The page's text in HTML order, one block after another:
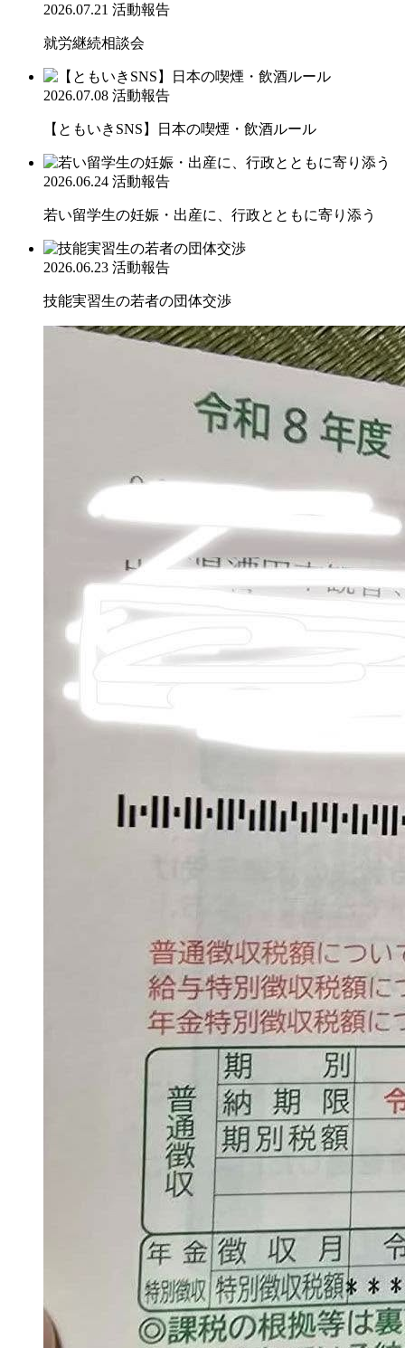
2026.07.21 活動報告
就労継続相談会
2026.07.08 活動報告
【ともいきSNS】日本の喫煙・飲酒ルール
2026.06.24 活動報告
若い留学生の妊娠・出産に、行政とともに寄り添う
2026.06.23 活動報告
技能実習生の若者の団体交渉